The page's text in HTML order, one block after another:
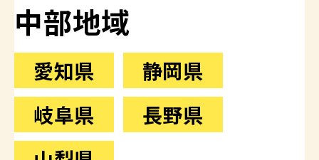
中部地域
愛知県
静岡県
岐阜県
長野県